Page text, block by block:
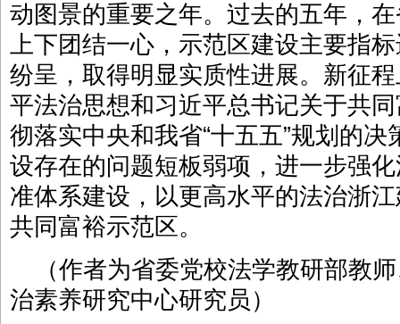
动图景的重要之年。过去的五年，
上下团结一心，示范区建设主要指
纷呈，取得明显实质性进展。新征
平法治思想和习近平总书记关于共
彻落实中央和我省“十五五”规划的
设存在的问题短板弱项，进一步强
准体系建设，以更高水平的法治浙
共同富裕示范区。
（作者为省委党校法学教研部教
治素养研究中心研究员）